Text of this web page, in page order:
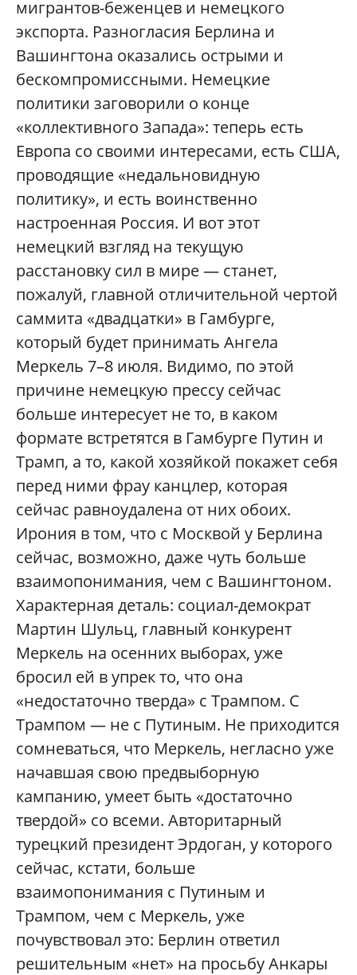
мигрантов-беженцев и немецкого
экспорта. Разногласия Берлина и
Вашингтона оказались острыми и
бескомпромиссными. Немецкие
политики заговорили о конце
«коллективного Запада»: теперь есть
Европа со своими интересами, есть США,
проводящие «недальновидную
политику», и есть воинственно
настроенная Россия. И вот этот
немецкий взгляд на текущую
расстановку сил в мире — станет,
пожалуй, главной отличительной чертой
саммита «двадцатки» в Гамбурге,
который будет принимать Ангела
Меркель 7–8 июля. Видимо, по этой
причине немецкую прессу сейчас
больше интересует не то, в каком
формате встретятся в Гамбурге Путин и
Трамп, а то, какой хозяйкой покажет себя
перед ними фрау канцлер, которая
сейчас равноудалена от них обоих.
Ирония в том, что с Москвой у Берлина
сейчас, возможно, даже чуть больше
взаимопонимания, чем с Вашингтоном.
Характерная деталь: социал-демократ
Мартин Шульц, главный конкурент
Меркель на осенних выборах, уже
бросил ей в упрек то, что она
«недостаточно тверда» с Трампом. С
Трампом — не с Путиным. Не приходится
сомневаться, что Меркель, негласно уже
начавшая свою предвыборную
кампанию, умеет быть «достаточно
твердой» со всеми. Авторитарный
турецкий президент Эрдоган, у которого
сейчас, кстати, больше
взаимопонимания с Путиным и
Трампом, чем с Меркель, уже
почувствовал это: Берлин ответил
решительным «нет» на просьбу Анкары